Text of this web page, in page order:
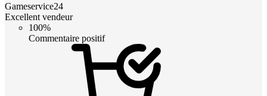
Gameservice24
Excellent vendeur
100%
Commentaire positif